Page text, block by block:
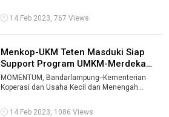
pengawasan satu tahun menu ...
14 Feb 2023, 767 Views
Menkop-UKM Teten Masduki Siap
Support Program UMKM-Merdeka
Apindo ...
MOMENTUM, Bandarlampung--Kementerian
Koperasi dan Usaha Kecil dan Menengah
Asosiasi Pen ...
14 Feb 2023, 1086 Views